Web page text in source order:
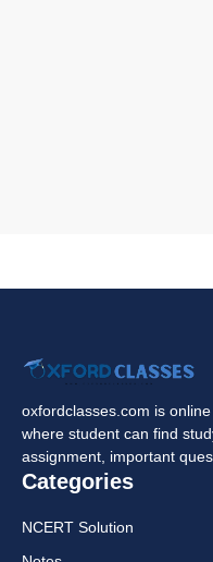
oxfordclasses.com is
where student can find
assignment, important
Categories
NCERT Solution